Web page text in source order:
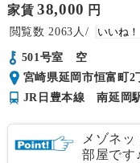
家賃 38,000 円
2063
501号室 空
宮崎県延岡市恒富町2
JR日豊本線 南延岡
メゾネッ
部屋です